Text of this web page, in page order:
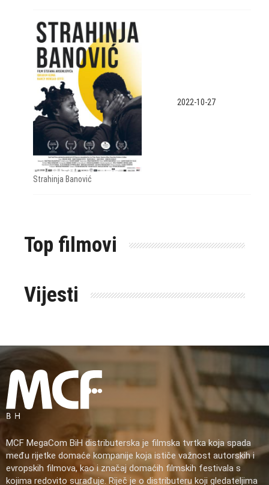
Strahinja Banović
2022-10-27
Top filmovi
Vijesti
MCF MegaCom BiH distributerska je filmska tvrtka koja spada
među rijetke domaće kompanije koja ističe važnost autorskih i
evropskih filmova, kao i značaj domaćih filmskih festivala s
kojima redovito surađuje. Riječ je o distributeru koji gledateljima